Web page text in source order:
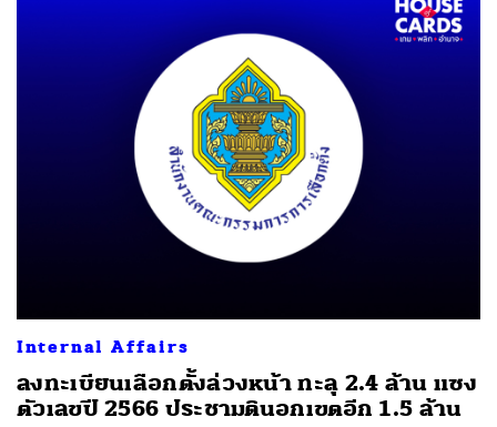
Internal Affairs
ลงทะเบียนเลือกตั้งล่วงหน้า ทะลุ 2.4 ล้าน แซง
ตัวเลขปี 2566 ประชามตินอกเขตอีก 1.5 ล้าน